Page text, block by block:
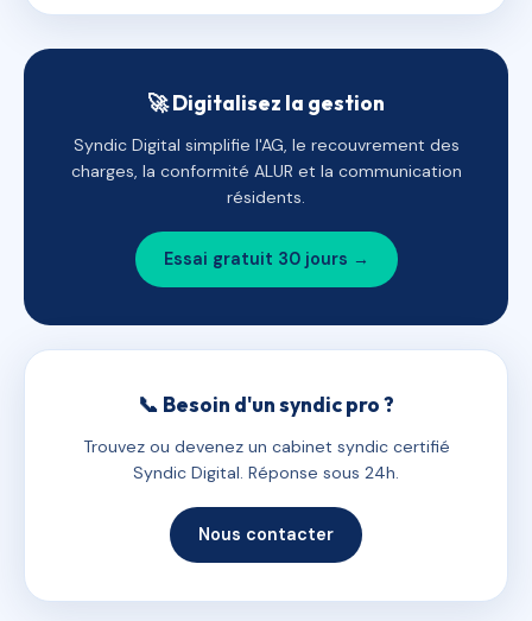
🚀 Digitalisez la gestion
Syndic Digital simplifie l'AG, le recouvrement des
charges, la conformité ALUR et la communication
résidents.
Essai gratuit 30 jours →
📞 Besoin d'un syndic pro ?
Trouvez ou devenez un cabinet syndic certifié
Syndic Digital. Réponse sous 24h.
Nous contacter